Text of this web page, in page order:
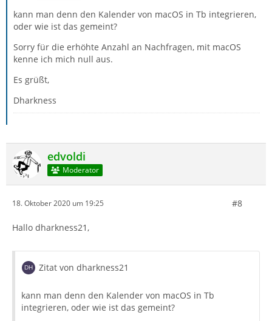
kann man denn den Kalender von macOS in Tb integrieren,
oder wie ist das gemeint?
Sorry für die erhöhte Anzahl an Nachfragen, mit macOS
kenne ich mich null aus.
Es grüßt,
Dharkness
edvoldi
Moderator
18. Oktober 2020 um 19:25 #8
Hallo dharkness21,
Zitat von dharkness21
kann man denn den Kalender von macOS in Tb
integrieren, oder wie ist das gemeint?